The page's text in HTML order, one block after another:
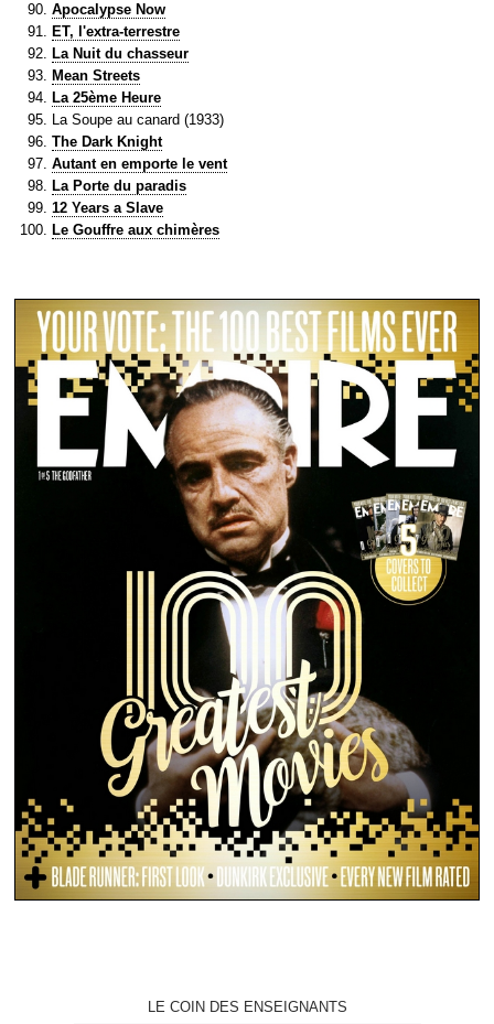
Apocalypse Now
ET, l'extra-terrestre
La Nuit du chasseur
Mean Streets
La 25ème Heure
La Soupe au canard (1933)
The Dark Knight
Autant en emporte le vent
La Porte du paradis
12 Years a Slave
Le Gouffre aux chimères
LE COIN DES ENSEIGNANTS